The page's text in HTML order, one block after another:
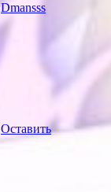
Dmansss
Оставить